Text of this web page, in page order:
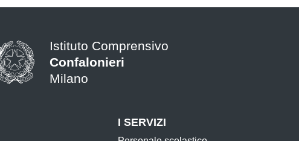
Istituto Comprensivo
Confalonieri
Milano
I SERVIZI